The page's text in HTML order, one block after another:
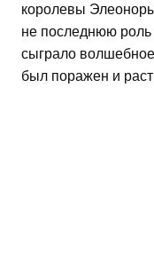
королевы
не последнюю
сыграло волшебное
был поражен и